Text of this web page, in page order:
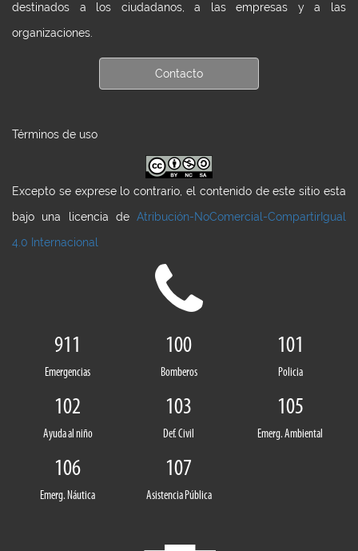
destinados a los ciudadanos, a las empresas y a las
organizaciones.
Contacto
Términos de uso
Excepto se exprese lo contrario, el contenido de este sitio esta
bajo una licencia de Atribución-NoComercial-CompartirIgual
4.0 Internacional
911
Emergencias
100
Bomberos
101
Policia
102
Ayuda al niño
103
Def. Civil
105
Emerg. Ambiental
106
Emerg. Náutica
107
Asistencia Pública